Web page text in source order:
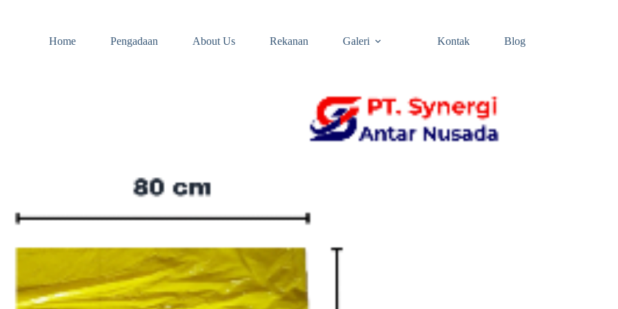
Home
Pengadaan About Us Rekanan Galeri Kontak Blog